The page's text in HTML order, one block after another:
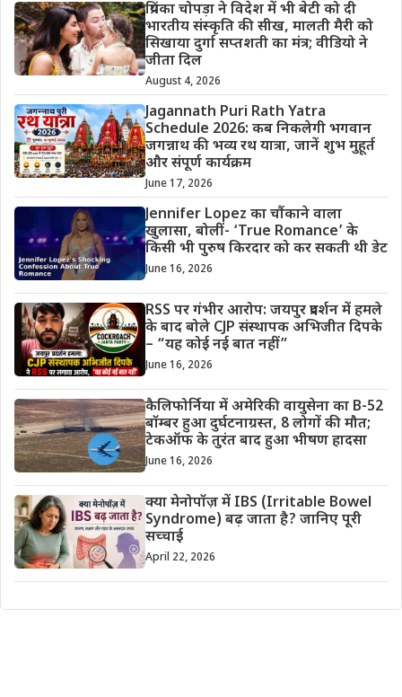
प्रियंका चोपड़ा ने विदेश में भी बेटी को दी
भारतीय संस्कृति की सीख, मालती मैरी को
सिखाया दुर्गा सप्तशती का मंत्र; वीडियो ने
जीता दिल
August 4, 2026
Jagannath Puri Rath Yatra
Schedule 2026: कब निकलेगी भगवान
जगन्नाथ की भव्य रथ यात्रा, जानें शुभ मुहूर्त
और संपूर्ण कार्यक्रम
June 17, 2026
Jennifer Lopez का चौंकाने वाला
खुलासा, बोलीं- ‘True Romance’ के
किसी भी पुरुष किरदार को कर सकती थी डेट
June 16, 2026
RSS पर गंभीर आरोप: जयपुर प्रदर्शन में हमले
के बाद बोले CJP संस्थापक अभिजीत दिपके
– “यह कोई नई बात नहीं”
June 16, 2026
कैलिफोर्निया में अमेरिकी वायुसेना का B-52
बॉम्बर हुआ दुर्घटनाग्रस्त, 8 लोगों की मौत;
टेकऑफ के तुरंत बाद हुआ भीषण हादसा
June 16, 2026
क्या मेनोपॉज़ में IBS (Irritable Bowel
Syndrome) बढ़ जाता है? जानिए पूरी
सच्चाई
April 22, 2026